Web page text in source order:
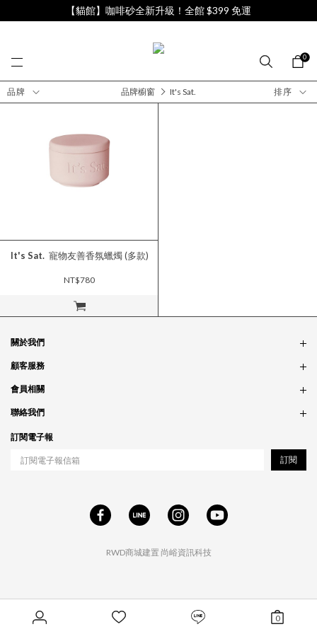
【貓館】咖啡砂全新升級！全館 $399 免運
0
0
品牌 排序
品牌櫥窗 It's Sat.
立即購買
It's Sat. 寵物友善香氛蠟燭 (多款)
NT$780
RWD商城建置 尚峪資訊科技
關於我們
品牌故事
銷售據點
隱私政策
食品法規
顧客服務
訂單問題
付款問題
配送問題
退貨問題
會員相關
會員制度
紅利制度
聯絡我們
合作相關
工作職缺
訂閱電子報
訂閱